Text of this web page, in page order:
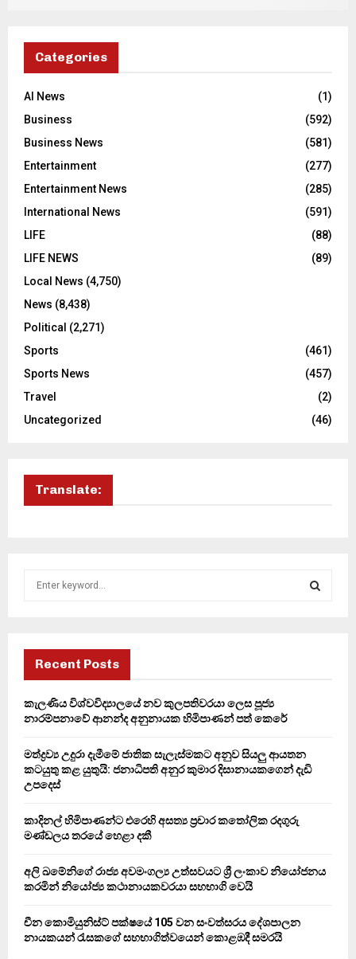
Categories
AI News
(1)
Business
(592)
Business News
(581)
Entertainment
(277)
Entertainment News
(285)
International News
(591)
LIFE
(88)
LIFE NEWS
(89)
Local News (4,750)
News (8,438)
Political (2,271)
Sports
(461)
Sports News
(457)
Travel
(2)
Uncategorized
(46)
Translate:
f
r
H
Recent Posts
කැලණිය විශ්වවිද්‍යාලයේ නව කුලපතිවරයා ලෙස පූජ්‍ය
නාරම්පනාවේ ආනන්ද අනුනායක හිමිපාණන් පත් කෙරේ
මත්ද්‍රව්‍ය උදුරා දැමීමේ ජාතික සැලැස්මකට අනුව සියලු ආයතන
කටයුතු කළ යුතුයි: ජනාධිපති අනුර කුමාර දිසානායකගෙන් දැඩි
උපදෙස්
කාදිනල් හිමිපාණන්ට එරෙහි අසත්‍ය ප්‍රචාර කතෝලික රදගුරු
මණ්ඩලය තරයේ හෙළා දකී
අලි ඛමේනිගේ රාජ්‍ය අවමංගල්‍ය උත්සවයට ශ්‍රී ලංකාව නියෝජනය
කරමින් නියෝජ්‍ය කථානායකවරයා සහභාගි වෙයි
චීන කොමියුනිස්ට් පක්ෂයේ 105 වන සංවත්සරය දේශපාලන
නායකයන් රැසකගේ සහභාගිත්වයෙන් කොළඹදී සමරයි